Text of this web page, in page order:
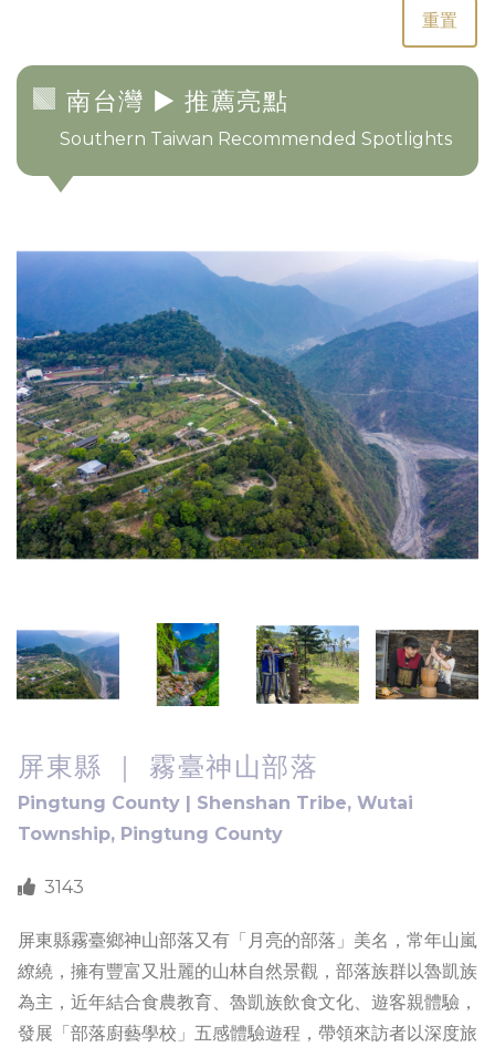
重置
南台灣 ► 推薦亮點
Southern Taiwan Recommended Spotlights
屏東縣 ｜ 霧臺神山部落
Pingtung County | Shenshan Tribe, Wutai
Township, Pingtung County
3143
屏東縣霧臺鄉神山部落又有「月亮的部落」美名，常年山嵐
繚繞，擁有豐富又壯麗的山林自然景觀，部落族群以魯凱族
為主，近年結合食農教育、魯凱族飲食文化、遊客親體驗，
發展「部落廚藝學校」五感體驗遊程，帶領來訪者以深度旅